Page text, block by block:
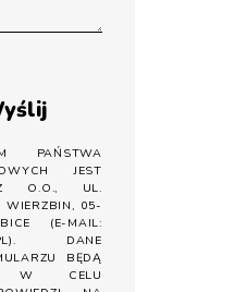
PAŃSTWA
JEST
O.O., UL.
WIERZBIN, 05-
(E-MAIL:
DANE
BĘDĄ
W CELU